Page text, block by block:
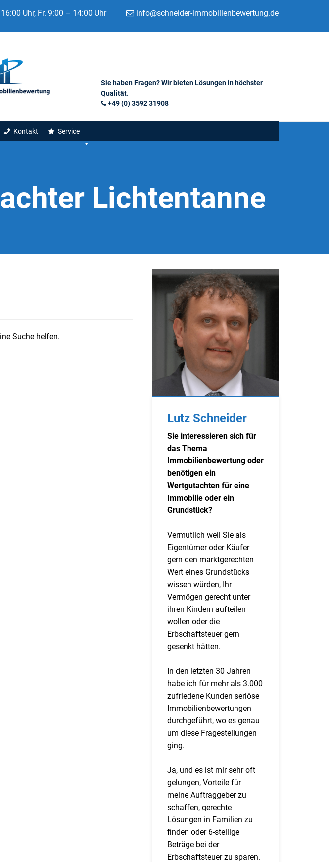
Uhr, Fr. 9:00 – 14:00 Uhr info@schneider-immobilienbewertung.de
Sie haben Fragen? Wir bieten Lösungen in höchster
Qualität.
+49 (0) 3592 31908
Kontakt Service
Lichtentanne
Suche helfen.
Lutz Schneider
Sie interessieren sich für
das Thema
Immobilienbewertung oder
benötigen ein
Wertgutachten für eine
Immobilie oder ein
Grundstück?
Vermutlich weil Sie als
Eigentümer oder Käufer
gern den marktgerechten
Wert eines Grundstücks
wissen würden, Ihr
Vermögen gerecht unter
ihren Kindern aufteilen
wollen oder die
Erbschaftsteuer gern
gesenkt hätten.
In den letzten 30 Jahren
habe ich für mehr als 3.000
zufriedene Kunden seriöse
Immobilienbewertungen
durchgeführt, wo es genau
um diese Fragestellungen
ging.
Ja, und es ist mir sehr oft
gelungen, Vorteile für
meine Auftraggeber zu
schaffen, gerechte
Lösungen in Familien zu
finden oder 6-stellige
Beträge bei der
Erbschaftsteuer zu sparen.